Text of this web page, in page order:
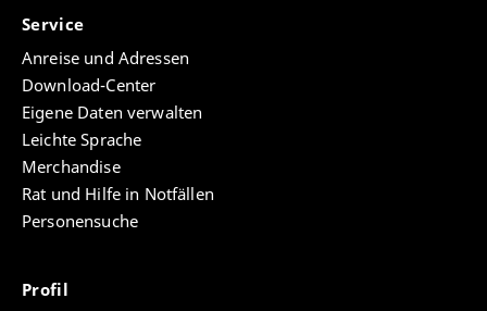
Service
Anreise und Adressen
Download-Center
Eigene Daten verwalten
Leichte Sprache
Merchandise
Rat und Hilfe in Notfällen
Personensuche
Profil